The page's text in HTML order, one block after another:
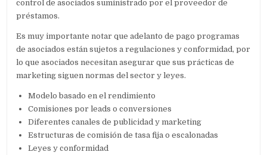
control de asociados suministrado por el proveedor de
préstamos.
Es muy importante notar que adelanto de pago programas
de asociados están sujetos a regulaciones y conformidad, por
lo que asociados necesitan asegurar que sus prácticas de
marketing siguen normas del sector y leyes.
Modelo basado en el rendimiento
Comisiones por leads o conversiones
Diferentes canales de publicidad y marketing
Estructuras de comisión de tasa fija o escalonadas
Leyes y conformidad